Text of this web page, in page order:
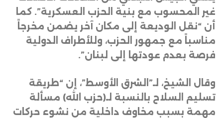
غير المحسوب مع بنية الحزب العسكرية”. كما
أن “نقل الوديعة إلى مكان آخر يضمن مخرجاً
مناسباً مع جمهور الحزب، وللأطراف الدولية
فرصة بعدم عودتها إلى لبنان”.
وقال الشيخ، لـ”الشرق الأوسط”، إن “طريقة
تسليم السلاح بالنسبة لـ(حزب الله) مسألة
مهمة بسبب مخاوف داخلية من نشوء حركات